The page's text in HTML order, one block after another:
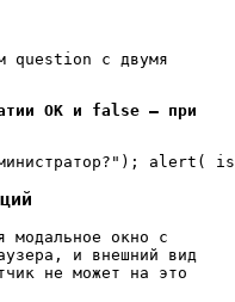
question с двумя
OK и false – при
alert(
модальное окно с
и внешний вид
не может на это